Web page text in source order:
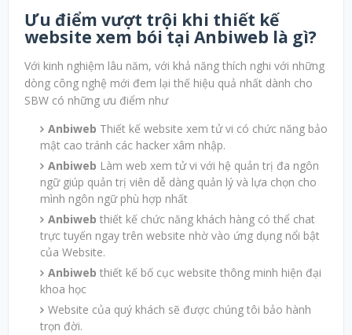
Ưu điểm vượt trội khi thiết kế
website xem bói tại Anbiweb là gì?
Với kinh nghiệm lâu năm, với khả năng thích nghi với những
dòng công nghệ mới đem lại thế hiệu quả nhất dành cho
SBW có những ưu điểm như
Anbiweb Thiết kế website xem tử vi có chức năng bảo
mật cao tránh các hacker xâm nhập.
Anbiweb Làm web xem tử vi với hệ quản trị đa ngôn
ngữ giúp quản trị viên dễ dàng quản lý và lựa chọn cho
mình ngôn ngữ phù hợp nhất
Anbiweb thiết kế chức năng khách hàng có thể chat
trực tuyến ngay trên website nhờ vào ứng dụng nổi bật
của Website.
Anbiweb thiết kế bố cục website thông minh hiện đại
khoa học
Website của quý khách sẽ được chúng tôi bảo hành
trọn đời.